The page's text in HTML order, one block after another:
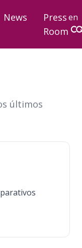
News
Press
Room
en
últimos